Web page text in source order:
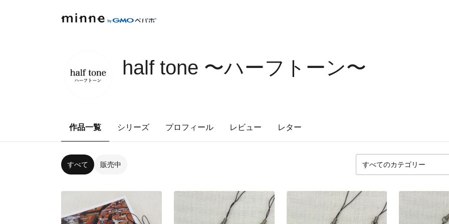
half tone 〜ハーフトーン〜
作品一覧 シリーズ プロフィール レビュー レター
すべて 販売中